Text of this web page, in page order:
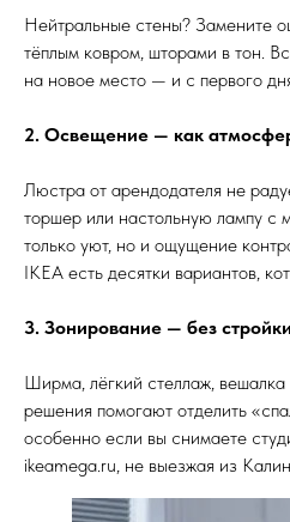
Нейтральные стены? Замените
тёплым ковром, шторами в тон.
на новое место — и с первого
2. Освещение — как
Люстра от арендодателя не
торшер или настольную лампу с
только уют, но и ощущение
IKEA есть десятки вариантов,
3. Зонирование — без стройки
Ширма, лёгкий стеллаж,
решения помогают отделить
особенно если вы снимаете
ikeamega.ru, не выезжая из